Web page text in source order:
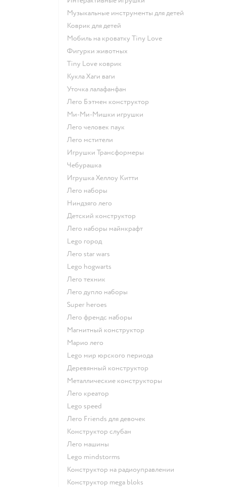
Музыкальные инструменты для детей
Коврик для детей
Мобиль на кроватку Tiny Love
Фигурки животных
Tiny Love коврик
Кукла Хаги ваги
Уточка лалафанфан
Лего Бэтмен конструктор
Ми-Ми-Мишки игрушки
Лего человек паук
Лего мстители
Игрушки Трансформеры
Чебурашка
Игрушка Хеллоу Китти
Лего наборы
Ниндзяго лего
Детский конструктор
Лего наборы майнкрафт
Lego город
Лего star wars
Lego hogwarts
Лего техник
Лего дупло наборы
Super heroes
Лего френдс наборы
Магнитный конструктор
Марио лего
Lego мир юрского периода
Деревянный конструктор
Металлические конструкторы
Лего креатор
Lego speed
Лего Friends для девочек
Конструктор слубан
Лего машины
Lego mindstorms
Конструктор на радиоуправлении
Конструктор mega bloks